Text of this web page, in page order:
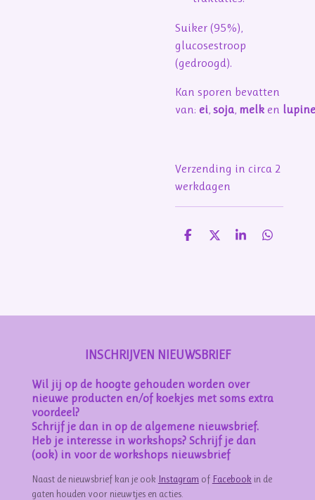
Suiker (95%),
glucosestroop
(gedroogd).
Kan sporen bevatten
van: ei, soja, melk en lupine
Verzending in circa 2
werkdagen
D
D
S
D
INSCHRIJVEN NIEUWSBRIEF
Wil jij op de hoogte gehouden worden over
nieuwe producten en/of koekjes met soms extra
voordeel?
Schrijf je dan in op de algemene nieuwsbrief.
Heb je interesse in workshops? Schrijf je dan
(ook) in voor de workshops nieuwsbrief
Naast de nieuwsbrief kan je ook Instagram of Facebook in de
gaten houden voor nieuwtjes en acties.